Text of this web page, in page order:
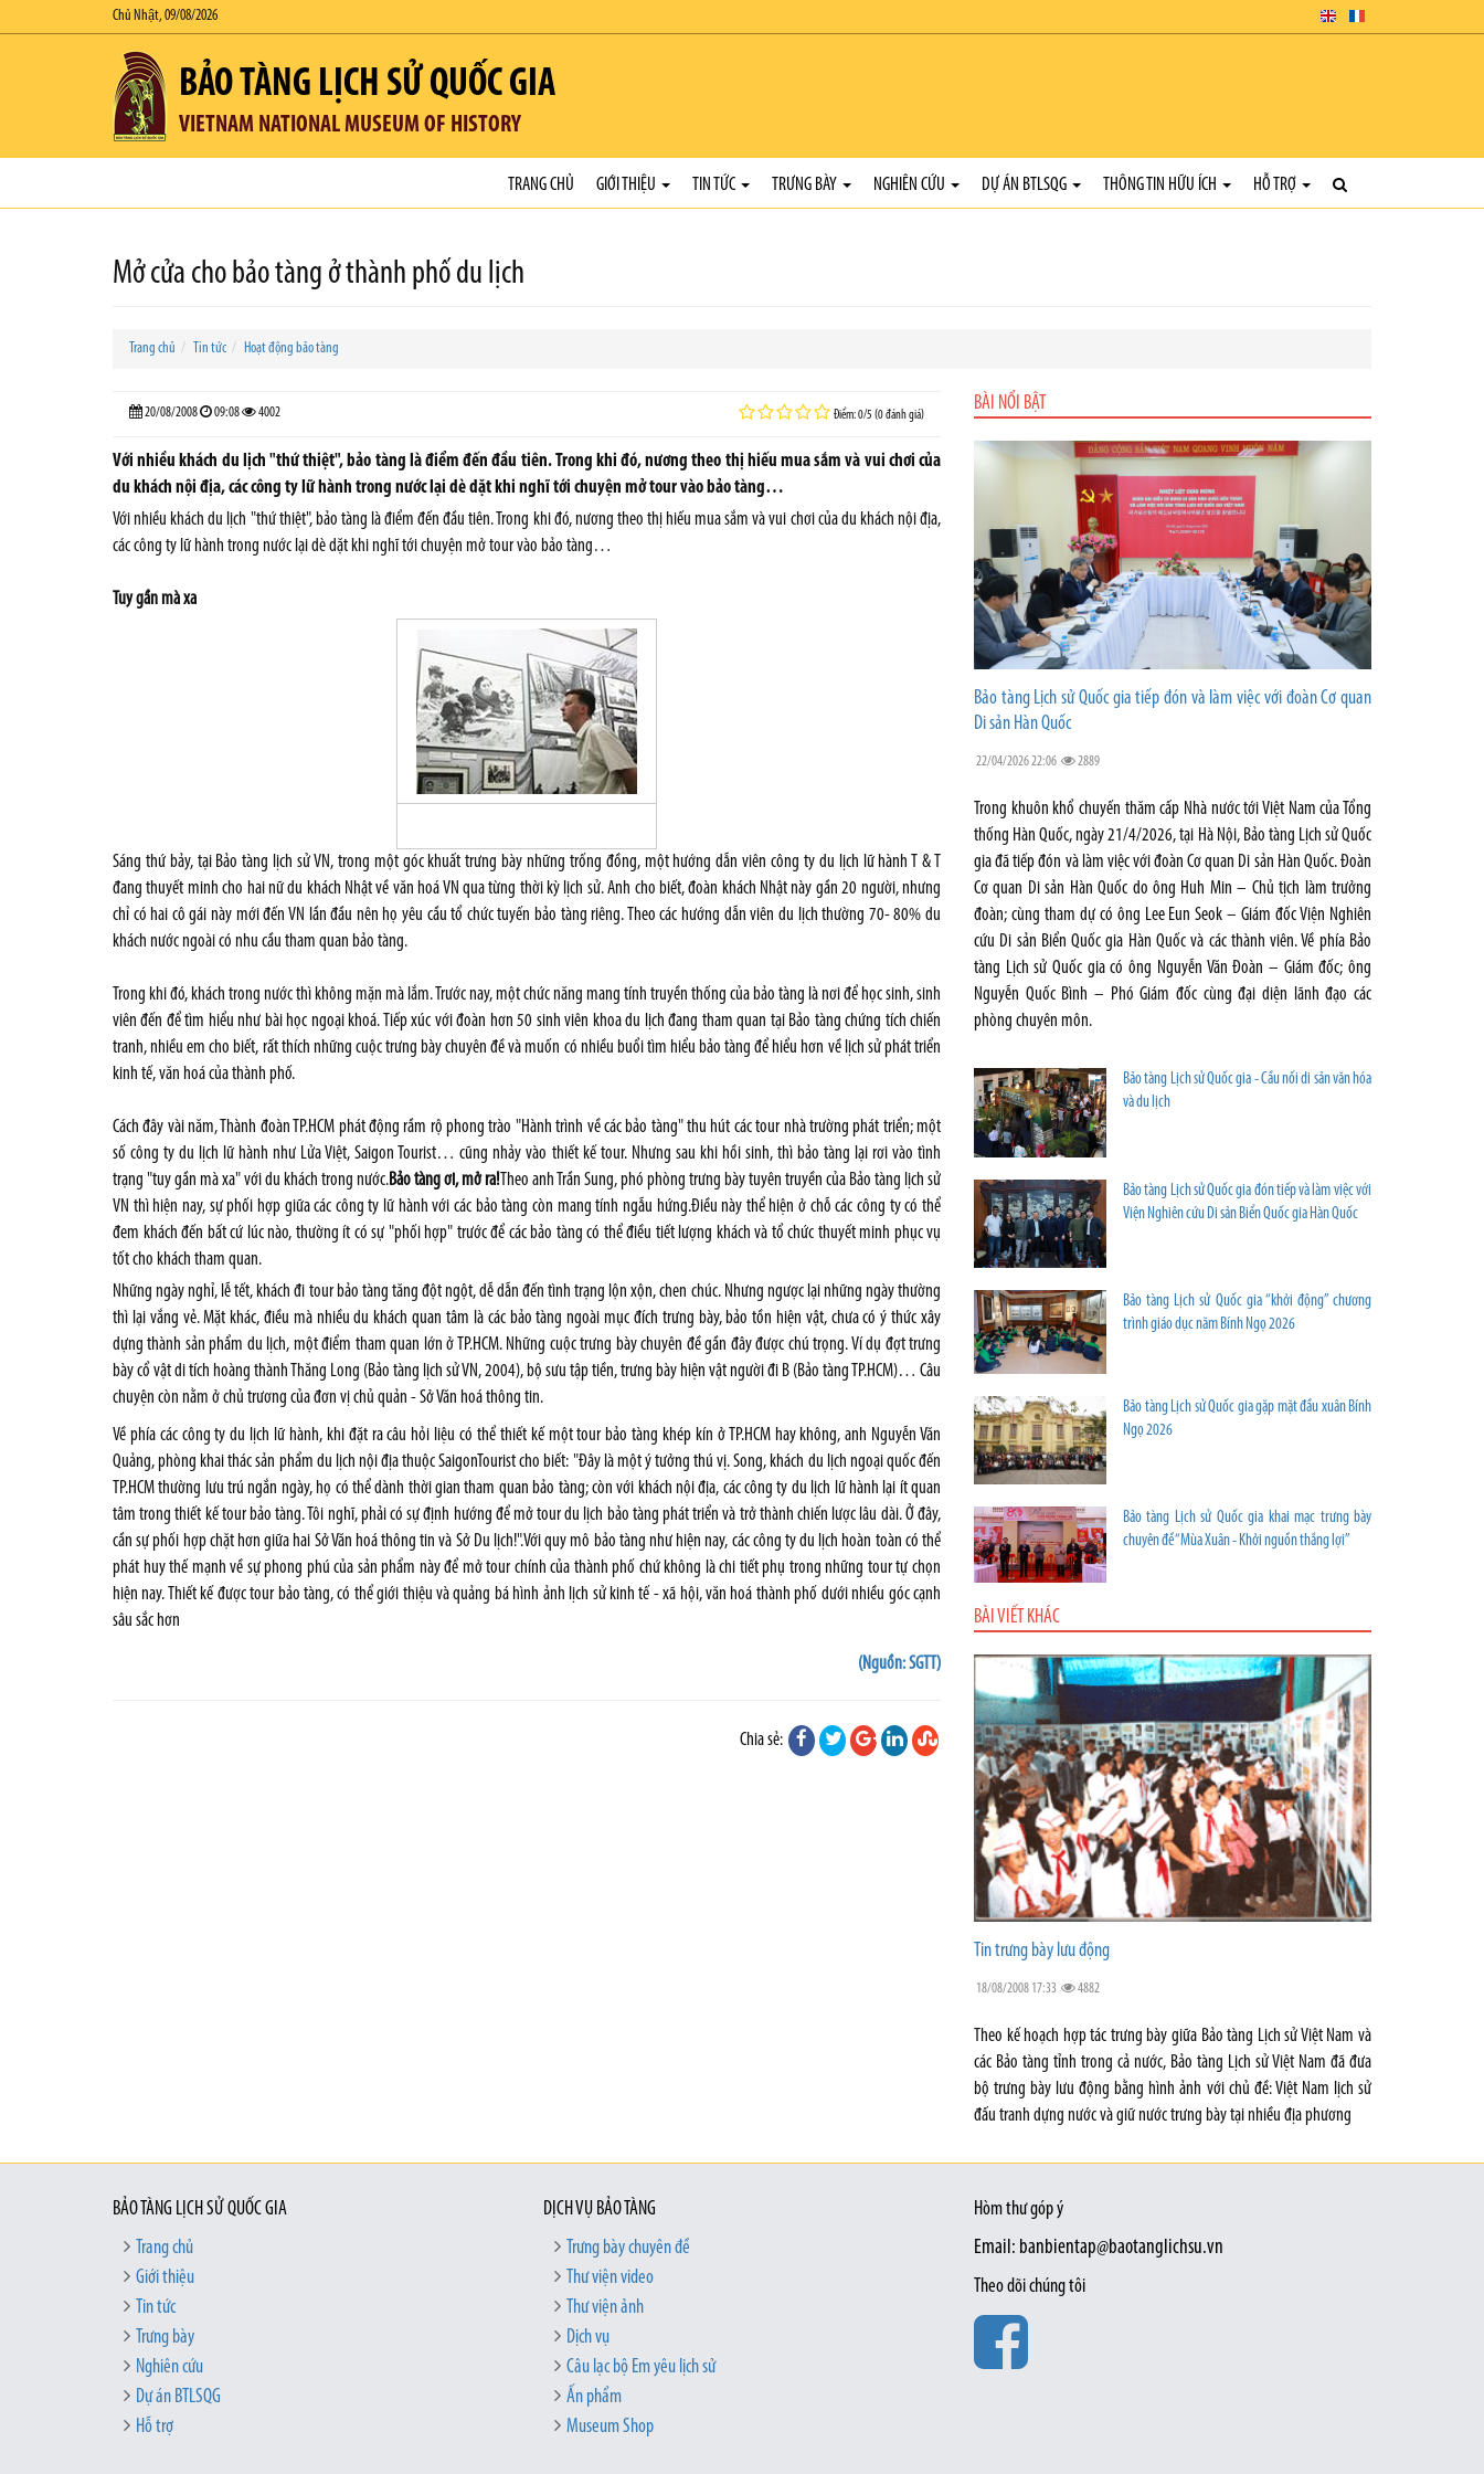
Chủ Nhật, 09/08/2026
BẢO TÀNG LỊCH SỬ QUỐC GIA
VIETNAM NATIONAL MUSEUM OF HISTORY
TRANG CHỦ GIỚI THIỆU TIN TỨC TRƯNG BÀY NGHIÊN CỨU DỰ ÁN BTLSQG THÔNG TIN HỮU ÍCH HỖ TRỢ
Mở cửa cho bảo tàng ở thành phố du lịch
Trang chủ Tin tức Hoạt động bảo tàng
20/08/2008 09:08 4002 Điểm: 0/5 (0 đánh giá)
Với nhiều khách du lịch "thứ thiệt", bảo tàng là điểm đến đầu tiên. Trong khi đó, nương theo thị hiếu mua sắm và vui chơi của
du khách nội địa, các công ty lữ hành trong nước lại dè dặt khi nghĩ tới chuyện mở tour vào bảo tàng…
Với nhiều khách du lịch "thứ thiệt", bảo tàng là điểm đến đầu tiên. Trong khi đó, nương theo thị hiếu mua sắm và vui chơi của du khách nội địa,
các công ty lữ hành trong nước lại dè dặt khi nghĩ tới chuyện mở tour vào bảo tàng…
Tuy gần mà xa
Sáng thứ bảy, tại Bảo tàng lịch sử VN, trong một góc khuất trưng bày những trống đồng, một hướng dẫn viên công ty du lịch lữ hành T & T
đang thuyết minh cho hai nữ du khách Nhật về văn hoá VN qua từng thời kỳ lịch sử. Anh cho biết, đoàn khách Nhật này gần 20 người, nhưng
chỉ có hai cô gái này mới đến VN lần đầu nên họ yêu cầu tổ chức tuyến bảo tàng riêng. Theo các hướng dẫn viên du lịch thường 70- 80% du
khách nước ngoài có nhu cầu tham quan bảo tàng.
Trong khi đó, khách trong nước thì không mặn mà lắm. Trước nay, một chức năng mang tính truyền thống của bảo tàng là nơi để học sinh, sinh
viên đến để tìm hiểu như bài học ngoại khoá. Tiếp xúc với đoàn hơn 50 sinh viên khoa du lịch đang tham quan tại Bảo tàng chứng tích chiến
tranh, nhiều em cho biết, rất thích những cuộc trưng bày chuyên đề và muốn có nhiều buổi tìm hiểu bảo tàng để hiểu hơn về lịch sử phát triển
kinh tế, văn hoá của thành phố.
Cách đây vài năm, Thành đoàn TP.HCM phát động rầm rộ phong trào "Hành trình về các bảo tàng" thu hút các tour nhà trường phát triển; một
số công ty du lịch lữ hành như Lửa Việt, Saigon Tourist… cũng nhảy vào thiết kế tour. Nhưng sau khi hồi sinh, thì bảo tàng lại rơi vào tình
trạng "tuy gần mà xa" với du khách trong nước.Bảo tàng ơi, mở ra!Theo anh Trần Sung, phó phòng trưng bày tuyên truyền của Bảo tàng lịch sử
VN thì hiện nay, sự phối hợp giữa các công ty lữ hành với các bảo tàng còn mang tính ngẫu hứng.Điều này thể hiện ở chỗ các công ty có thể
đem khách đến bất cứ lúc nào, thường ít có sự "phối hợp" trước để các bảo tàng có thể điều tiết lượng khách và tổ chức thuyết minh phục vụ
tốt cho khách tham quan.
Những ngày nghỉ, lễ tết, khách đi tour bảo tàng tăng đột ngột, dễ dẫn đến tình trạng lộn xộn, chen chúc. Nhưng ngược lại những ngày thường
thì lại vắng vẻ. Mặt khác, điều mà nhiều du khách quan tâm là các bảo tàng ngoài mục đích trưng bày, bảo tồn hiện vật, chưa có ý thức xây
dựng thành sản phẩm du lịch, một điểm tham quan lớn ở TP.HCM. Những cuộc trưng bày chuyên đề gần đây được chú trọng. Ví dụ đợt trưng
bày cổ vật di tích hoàng thành Thăng Long (Bảo tàng lịch sử VN, 2004), bộ sưu tập tiền, trưng bày hiện vật người đi B (Bảo tàng TP.HCM)… Câu
chuyện còn nằm ở chủ trương của đơn vị chủ quản - Sở Văn hoá thông tin.
Về phía các công ty du lịch lữ hành, khi đặt ra câu hỏi liệu có thể thiết kế một tour bảo tàng khép kín ở TP.HCM hay không, anh Nguyễn Văn
Quảng, phòng khai thác sản phẩm du lịch nội địa thuộc SaigonTourist cho biết: "Đây là một ý tưởng thú vị. Song, khách du lịch ngoại quốc đến
TP.HCM thường lưu trú ngắn ngày, họ có thể dành thời gian tham quan bảo tàng; còn với khách nội địa, các công ty du lịch lữ hành lại ít quan
tâm trong thiết kế tour bảo tàng. Tôi nghĩ, phải có sự định hướng để mở tour du lịch bảo tàng phát triển và trở thành chiến lược lâu dài. Ở đây,
cần sự phối hợp chặt hơn giữa hai Sở Văn hoá thông tin và Sở Du lịch!".Với quy mô bảo tàng như hiện nay, các công ty du lịch hoàn toàn có thể
phát huy thế mạnh về sự phong phú của sản phẩm này để mở tour chính của thành phố chứ không là chi tiết phụ trong những tour tự chọn
hiện nay. Thiết kế được tour bảo tàng, có thể giới thiệu và quảng bá hình ảnh lịch sử kinh tế - xã hội, văn hoá thành phố dưới nhiều góc cạnh
sâu sắc hơn
(Nguồn: SGTT)
Chia sẻ:
BÀI NỔI BẬT
Bảo tàng Lịch sử Quốc gia tiếp đón và làm việc với đoàn Cơ quan
Di sản Hàn Quốc
22/04/2026 22:06 2889
Trong khuôn khổ chuyến thăm cấp Nhà nước tới Việt Nam của Tổng
thống Hàn Quốc, ngày 21/4/2026, tại Hà Nội, Bảo tàng Lịch sử Quốc
gia đã tiếp đón và làm việc với đoàn Cơ quan Di sản Hàn Quốc. Đoàn
Cơ quan Di sản Hàn Quốc do ông Huh Min – Chủ tịch làm trưởng
đoàn; cùng tham dự có ông Lee Eun Seok – Giám đốc Viện Nghiên
cứu Di sản Biển Quốc gia Hàn Quốc và các thành viên. Về phía Bảo
tàng Lịch sử Quốc gia có ông Nguyễn Văn Đoàn – Giám đốc; ông
Nguyễn Quốc Bình – Phó Giám đốc cùng đại diện lãnh đạo các
phòng chuyên môn.
Bảo tàng Lịch sử Quốc gia - Cầu nối di sản văn hóa
và du lịch
Bảo tàng Lịch sử Quốc gia đón tiếp và làm việc với
Viện Nghiên cứu Di sản Biển Quốc gia Hàn Quốc
Bảo tàng Lịch sử Quốc gia “khởi động” chương
trình giáo dục năm Bính Ngọ 2026
Bảo tàng Lịch sử Quốc gia gặp mặt đầu xuân Bính
Ngọ 2026
Bảo tàng Lịch sử Quốc gia khai mạc trưng bày
chuyên đề “Mùa Xuân - Khởi nguồn thắng lợi”
BÀI VIẾT KHÁC
Tin trưng bày lưu động
18/08/2008 17:33 4882
Theo kế hoạch hợp tác trưng bày giữa Bảo tàng Lịch sử Việt Nam và
các Bảo tàng tỉnh trong cả nước, Bảo tàng Lịch sử Việt Nam đã đưa
bộ trưng bày lưu động bằng hình ảnh với chủ đề: Việt Nam lịch sử
đấu tranh dựng nước và giữ nước trưng bày tại nhiều địa phương
BẢO TÀNG LỊCH SỬ QUỐC GIA
Trang chủ
Giới thiệu
Tin tức
Trưng bày
Nghiên cứu
Dự án BTLSQG
Hỗ trợ
DỊCH VỤ BẢO TÀNG
Trưng bày chuyên đề
Thư viện video
Thư viện ảnh
Dịch vụ
Câu lạc bộ Em yêu lịch sử
Ấn phẩm
Museum Shop
Hòm thư góp ý
Email: banbientap@baotanglichsu.vn
Theo dõi chúng tôi